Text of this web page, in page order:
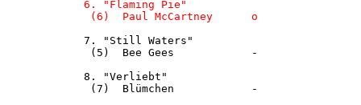
            6. "Flaming Pie"
            7. "Still Waters"
             (5)  Bee Gees            -
            8. "Verliebt"
             (7)  Blümchen            -